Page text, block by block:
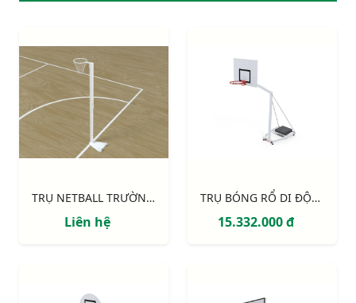
TRỤ NETBALL TRƯỜNG HỌC DI ĐỘNG
Liên hệ
TRỤ BÓNG RỔ DI ĐỘNG S14629
15.332.000 đ